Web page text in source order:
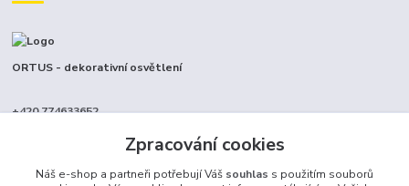
ORTUS - dekorativní osvětlení
+420 774633652
Zpracování cookies
Náš e-shop a partneři potřebují Váš souhlas s použitím souborů